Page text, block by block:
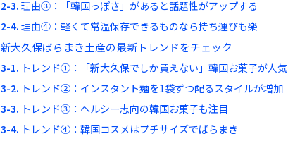
理由③：「韓国っぽさ」があると話題性がアップする
理由④：軽くて常温保存できるものなら持ち運びも楽
新大久保ばらまき土産の最新トレンドをチェック
トレンド①：「新大久保でしか買えない」韓国お菓子が人気
トレンド②：インスタント麺を1袋ずつ配るスタイルが増加
トレンド③：ヘルシー志向の韓国お菓子も注目
トレンド④：韓国コスメはプチサイズでばらまき